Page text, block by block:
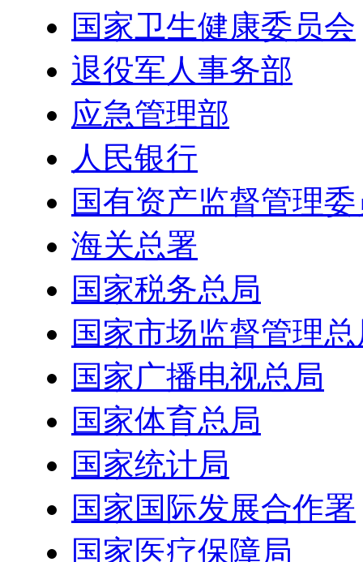
国家卫生健康委员会
退役军人事务部
应急管理部
人民银行
国有资产监督管理
海关总署
国家税务总局
国家市场监督管理
国家广播电视总局
国家体育总局
国家统计局
国家国际发展合作署
国家医疗保障局